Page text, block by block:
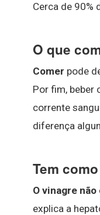
Cerca de 90%
O que
Comer pode
Por fim, beber
corrente
diferença
Tem
O vinagre
explica a